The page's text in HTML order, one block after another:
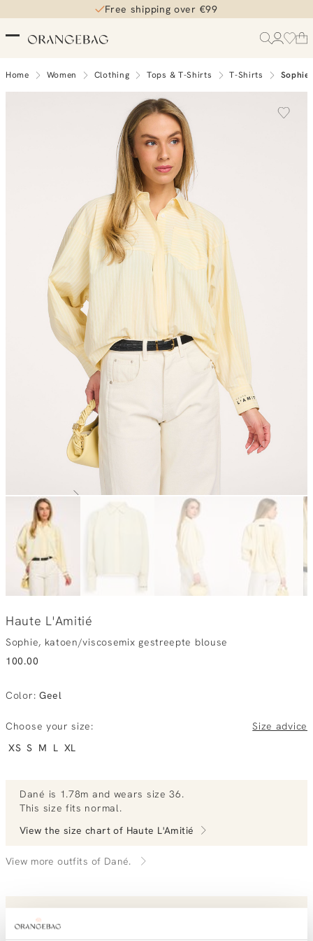
Free shipping over €99
5% loyalty korting
Home Women Clothing Tops & T-Shirts T-Shirts Sophie
Haute L'Amitié
Sophie, katoen/viscosemix gestreepte blouse
100.00
Color: Geel
Choose your size:
Size advice
XS S M L XL
Dané is 1.78m and wears size 36.
This size fits normal .
View the size chart of Haute L'Amitié
View more outfits of Dané.
Order by, morning gratis delivered tomorrow
Free shipping over €99